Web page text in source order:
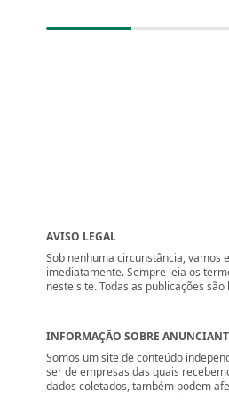
AVISO LEGAL
Sob nenhuma circunstância,
imediatamente. Sempre leia os
neste site. Todas as publicações
INFORMAÇÃO SOBRE
Somos um site de conteúdo
ser de empresas das quais
dados coletados, também podem